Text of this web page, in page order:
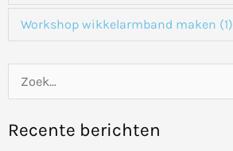
Workshop wikkelarmband maken (1)
e
Recente berichten